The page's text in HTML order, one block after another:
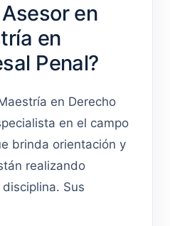
en
en
Penal?
en Derecho
en el campo
brinda orientación y
realizando
Sus